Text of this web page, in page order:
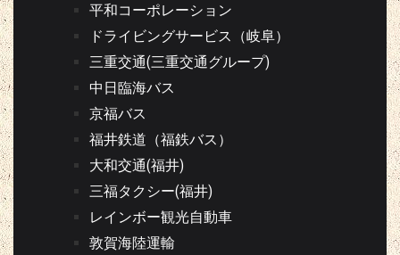
平和コーポレーション
ドライビングサービス（岐阜）
三重交通(三重交通グループ)
中日臨海バス
京福バス
福井鉄道（福鉄バス）
大和交通(福井)
三福タクシー(福井)
レインボー観光自動車
敦賀海陸運輸